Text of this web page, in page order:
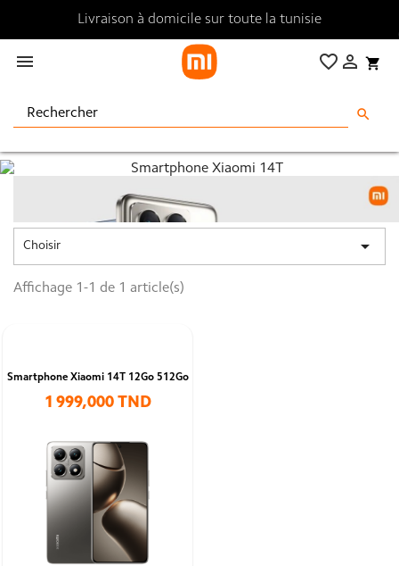
Livraison à domicile sur toute la tunisie
 shopping_cart

favorite_border
search
Smartphone Xiaomi 14T
Découvrez le Smartphone Xiaomi 14T une
expérience visuelle
exceptionnelle grâce à son écran plat de 6,67
pouces, ses bordures
Choisir 
Affichage 1-1 de 1 article(s)
Smartphone Xiaomi 14T 12Go 512Go
1 999,000 TND